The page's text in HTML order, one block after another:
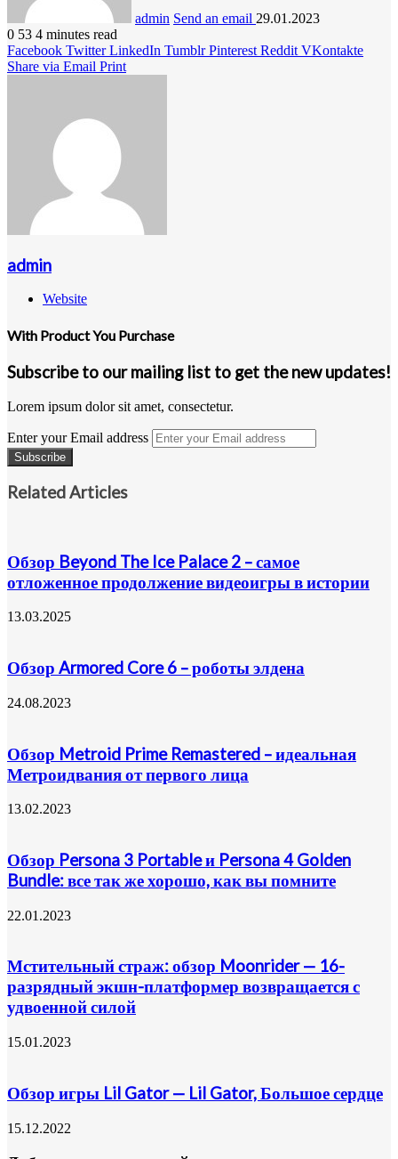
admin Send an email 29.01.2023
0 53 4 minutes read
Facebook Twitter LinkedIn Tumblr Pinterest Reddit VKontakte
Share via Email Print
admin
Website
With Product You Purchase
Subscribe to our mailing list to get the new updates!
Lorem ipsum dolor sit amet, consectetur.
Enter your Email address
Related Articles
Обзор Beyond The Ice Palace 2 – самое
отложенное продолжение видеоигры в истории
13.03.2025
Обзор Armored Core 6 – роботы элдена
24.08.2023
Обзор Metroid Prime Remastered – идеальная
Метроидвания от первого лица
13.02.2023
Обзор Persona 3 Portable и Persona 4 Golden
Bundle: все так же хорошо, как вы помните
22.01.2023
Мстительный страж: обзор Moonrider — 16-
разрядный экшн-платформер возвращается с
удвоенной силой
15.01.2023
Обзор игры Lil Gator — Lil Gator, Большое сердце
15.12.2022